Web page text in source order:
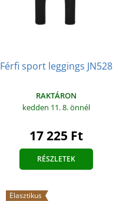
Férfi sport leggings JN528
RAKTÁRON
kedden 11. 8.önnél
17 225 Ft
RÉSZLETEK
Elasztikus